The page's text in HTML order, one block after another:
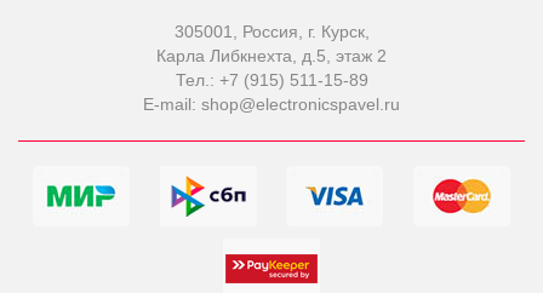
305001, Россия, г. Курск,
Карла Либкнехта, д.5, этаж 2
Тел.: +7 (915) 511-15-89
E-mail: shop@electronicspavel.ru